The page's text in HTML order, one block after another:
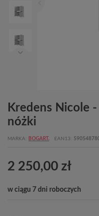
Kredens Nicole
nóżki
MARKA BOGART. EAN13
2 250,00 zł
w ciągu 7 dni roboczych